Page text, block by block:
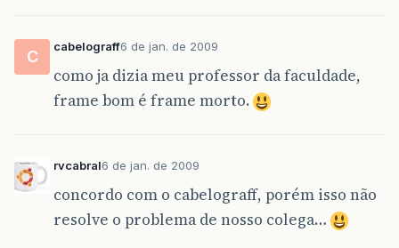
C
cabelograff6 de jan. de 2009
como ja dizia meu professor da faculdade,
frame bom é frame morto.
rvcabral6 de jan. de 2009
concordo com o cabelograff, porém isso não
resolve o problema de nosso colega…